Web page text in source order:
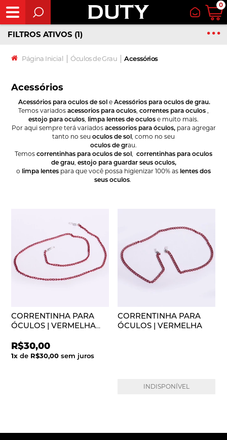
0
Página Inicial Óculos de Grau Acessórios
FILTROS ATIVOS (1)
Acessórios
Acessórios para oculos de sol e Acessórios para oculos de grau.
Temos variados acessorios para oculos, correntes para oculos ,
estojo para oculos, limpa lentes de oculos e muito mais.
Por aqui sempre terá variados acessorios para óculos,para agregar
tanto no seu oculos de sol, como no seu
oculos de grau.
Temos correntinhas para oculos de sol, correntinhas para oculos
de grau, estojo para guardar seus oculos,
o limpa lentes para que você possa higienizar 100% as lentes dos
seus oculos.
CORRENTINHA PARA
ÓCULOS | VERMELHA
R$30,00
1x de R$30,00 sem juros
CORRENTINHA PARA
ÓCULOS | VERMELHA
INDISPONÍVEL